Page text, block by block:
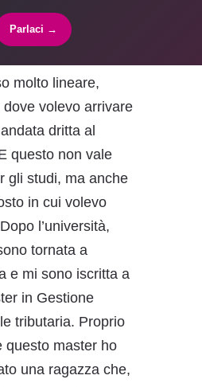
e Management
di Bari nel
è stato un
molto lineare,
dove volevo arrivare
dritta al
questo non vale
gli studi, ma anche
in cui volevo
l’università,
tornata a
e mi sono iscritta a
in Gestione
tributaria. Proprio
questo master ho
una ragazza che,
Parlaci →